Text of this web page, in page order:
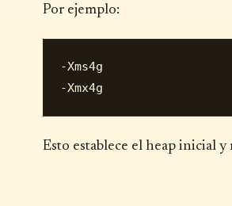
Por ejemplo:
-Xms4g
Esto establece el heap inicial y